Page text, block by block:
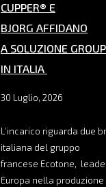
CUPPER® E
BJORG AFFIDANO
A SOLUZIONE
IN ITALIA
30 Luglio, 2026
L’incarico riguarda due
italiana del gruppo
francese Ecotone,
Europa nella produzione